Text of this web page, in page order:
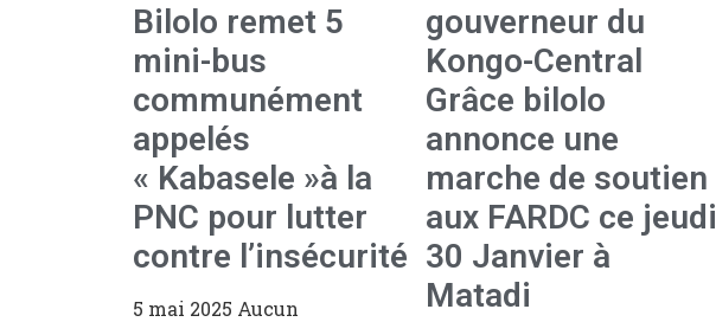
Bilolo remet 5
mini-bus
communément
appelés
« Kabasele »à la
PNC pour lutter
contre l’insécurité
5 mai 2025 Aucun
gouverneur du
Kongo-Central
Grâce bilolo
annonce une
marche de soutien
aux FARDC ce jeudi
30 Janvier à
Matadi